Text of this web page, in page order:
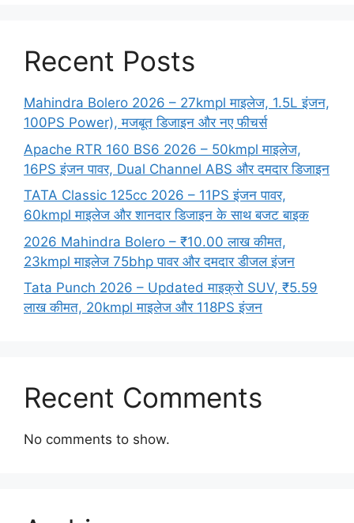
Recent Posts
Mahindra Bolero 2026 – 27kmpl माइलेज, 1.5L इंजन,
100PS Power), मजबूत डिजाइन और नए फीचर्स
Apache RTR 160 BS6 2026 – 50kmpl माइलेज,
16PS इंजन पावर, Dual Channel ABS और दमदार डिजाइन
TATA Classic 125cc 2026 – 11PS इंजन पावर,
60kmpl माइलेज और शानदार डिजाइन के साथ बजट बाइक
2026 Mahindra Bolero – ₹10.00 लाख कीमत,
23kmpl माइलेज 75bhp पावर और दमदार डीजल इंजन
Tata Punch 2026 – Updated माइक्रो SUV, ₹5.59
लाख कीमत, 20kmpl माइलेज और 118PS इंजन
Recent Comments
No comments to show.